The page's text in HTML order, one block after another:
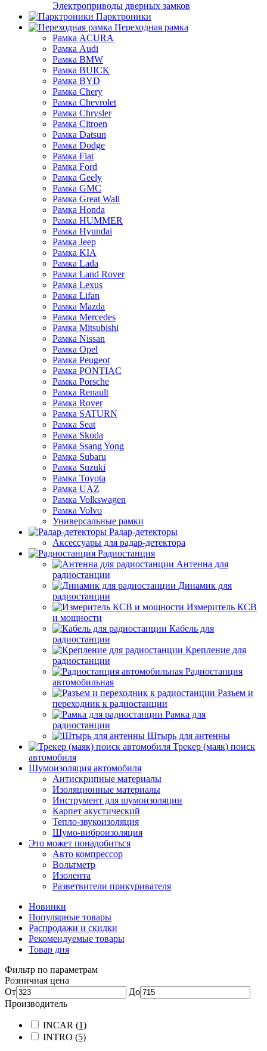
Электроприводы дверных замков
Парктроники
Переходная рамка
Рамка ACURA
Рамка Audi
Рамка BMW
Рамка BUICK
Рамка BYD
Рамка Chery
Рамка Chevrolet
Рамка Chrysler
Рамка Citroen
Рамка Datsun
Рамка Dodge
Рамка Fiat
Рамка Ford
Рамка Geely
Рамка GMC
Рамка Great Wall
Рамка Honda
Рамка HUMMER
Рамка Hyundai
Рамка Jeep
Рамка KIA
Рамка Lada
Рамка Land Rover
Рамка Lexus
Рамка Lifan
Рамка Mazda
Рамка Mercedes
Рамка Mitsubishi
Рамка Nissan
Рамка Opel
Рамка Peugeot
Рамка PONTIAC
Рамка Porsche
Рамка Renault
Рамка Rover
Рамка SATURN
Рамка Seat
Рамка Skoda
Рамка Ssang Yong
Рамка Subaru
Рамка Suzuki
Рамка Toyota
Рамка UAZ
Рамка Volkswagen
Рамка Volvo
Универсальные рамки
Радар-детекторы
Аксессуары для радар-детектора
Радиостанция
Антенна для
радиостанции
Динамик для
радиостанции
Измеритель КСВ
и мощности
Кабель для
радиостанции
Крепление для
радиостанции
Радиостанция
автомобильная
Разъем и
переходник к радиостанции
Рамка для
радиостанции
Штырь для антенны
Трекер (маяк) поиск
автомобиля
Шумоизоляция автомобиля
Антискрипные материалы
Изоляционные материалы
Инструмент для шумоизоляции
Карпет акустический
Тепло-звукоизоляция
Шумо-виброизоляция
Это может понадобиться
Авто компрессор
Вольтметр
Изолента
Разветвители прикуривателя
Новинки
Популярные товары
Распродажи и скидки
Рекомендуемые товары
Товар дня
Фильтр по параметрам
Розничная цена
От
До
Производитель
INCAR (1)
INTRO (5)